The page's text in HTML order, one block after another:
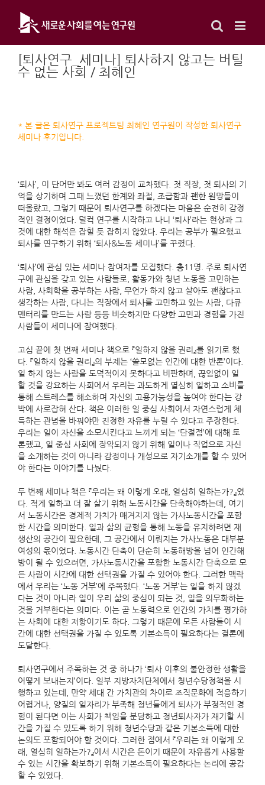
content
[퇴사연구_세미나] 퇴사하지 않고는 버틸
수 없는 사회 / 최혜인
* 본 글은 퇴사연구 프로젝트팀 최혜인 연구원이 작성한 퇴사연구
세미나 후기입니다.
‘퇴사’, 이 단어만 봐도 여러 감정이 교차했다. 첫 직장, 첫 퇴사의 기
억을 상기하며 그때 느꼈던 한계와 좌절, 조급함과 괜한 원망들이
떠올랐고, 그렇기 때문에 퇴사연구를 하겠다는 마음은 순전히 감정
적인 결정이었다. 덜컥 연구를 시작하고 나니 ‘퇴사’라는 현상과 그
것에 대한 해석은 잡힐 듯 잡히지 않았다. 우리는 공부가 필요했고
퇴사를 연구하기 위해 ‘퇴사&노동 세미나’를 꾸렸다.
‘퇴사’에 관심 있는 세미나 참여자를 모집했다. 총11명. 주로 퇴사연
구에 관심을 갖고 있는 사람들로, 활동가와 청년 노동을 고민하는
사람, 사회학을 공부하는 사람, 무언가 하지 않고 살아도 괜찮다고
생각하는 사람, 다니는 직장에서 퇴사를 고민하고 있는 사람, 다큐
멘터리를 만드는 사람 등등 비슷하지만 다양한 고민과 경험을 가진
사람들이 세미나에 참여했다.
고심 끝에 첫 번째 세미나 책으로 『일하지 않을 권리』를 읽기로 했
다. 『일하지 않을 권리』의 부제는 ‘쓸모없는 인간에 대한 반론’이다.
일 하지 않는 사람을 도덕적이지 못하다고 비판하며, 끊임없이 일
할 것을 강요하는 사회에서 우리는 과도하게 열심히 일하고 소비를
통해 스트레스를 해소하며 자신의 고용가능성을 높여야 한다는 강
박에 사로잡혀 산다. 책은 이러한 일 중심 사회에서 자연스럽게 체
득하는 관념을 바꿔야만 진정한 자유를 누릴 수 있다고 주장한다.
우리는 일이 자신을 소모시킨다고 느끼게 되는 ‘단절점’에 대해 토
론했고, 일 중심 사회에 장악되지 않기 위해 일이나 직업으로 자신
을 소개하는 것이 아니라 감정이나 개성으로 자기소개를 할 수 있어
야 한다는 이야기를 나눴다.
두 번째 세미나 책은 『우리는 왜 이렇게 오래, 열심히 일하는가?』였
다. 적게 일하고 더 잘 살기 위해 노동시간을 단축해야하는데, 여기
서 노동시간은 경제적 가치가 매겨지지 않는 가사노동시간을 포함
한 시간을 의미한다. 일과 삶의 균형을 통해 노동을 유지하려면 재
생산의 공간이 필요한데, 그 공간에서 이뤄지는 가사노동은 대부분
여성의 몫이었다. 노동시간 단축이 단순히 노동해방을 넘어 인간해
방이 될 수 있으려면, 가사노동시간을 포함한 노동시간 단축으로 모
든 사람이 시간에 대한 선택권을 가질 수 있어야 한다. 그러한 맥락
에서 우리는 ‘노동 거부’에 주목했다. ‘노동 거부’는 일을 하지 않겠
다는 것이 아니라 일이 우리 삶의 중심이 되는 것, 일을 의무화하는
것을 거부한다는 의미다. 이는 곧 노동력으로 인간의 가치를 평가하
는 사회에 대한 저항이기도 하다. 그렇기 때문에 모든 사람들이 시
간에 대한 선택권을 가질 수 있도록 기본소득이 필요하다는 결론에
도달한다.
퇴사연구에서 주목하는 것 중 하나가 ‘퇴사 이후의 불안정한 생활을
어떻게 보내는지’이다. 일부 지방자치단체에서 청년수당정책을 시
행하고 있는데, 만약 세대 간 가치관의 차이로 조직문화에 적응하기
어렵거나, 양질의 일자리가 부족해 청년들에게 퇴사가 부정적인 경
험이 된다면 이는 사회가 책임을 분담하고 청년퇴사자가 재기할 시
간을 가질 수 있도록 하기 위해 청년수당과 같은 기본소득에 대한
논의도 포함되어야 할 것이다. 그러한 점에서 『우리는 왜 이렇게 오
래, 열심히 일하는가?』에서 시간은 돈이기 때문에 자유롭게 사용할
수 있는 시간을 확보하기 위해 기본소득이 필요하다는 논리에 공감
할 수 있었다.